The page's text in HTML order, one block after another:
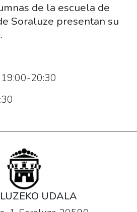
de la escuela de
Soraluze presentan su
19:00-20:30
UDALA